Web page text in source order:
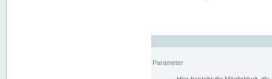
Parameter